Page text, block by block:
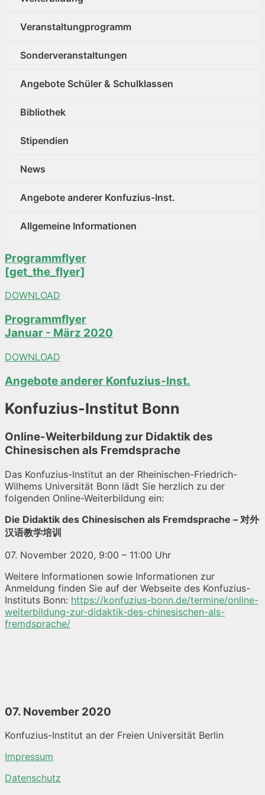
Veranstaltungprogramm
Sonderveranstaltungen
Angebote Schüler & Schulklassen
Bibliothek
Stipendien
News
Angebote anderer Konfuzius-Inst.
Allgemeine Informationen
Programmflyer
[get_the_flyer]
DOWNLOAD
Programmflyer
Januar - März 2020
DOWNLOAD
Angebote anderer Konfuzius-Inst.
Konfuzius-Institut Bonn
Online-Weiterbildung zur Didaktik des
Chinesischen als Fremdsprache
Das Konfuzius-Institut an der Rheinischen-Friedrich-
Wilhems Universität Bonn lädt Sie herzlich zu der
folgenden Online-Weiterbildung ein:
Die Didaktik des Chinesischen als Fremdsprache – 对外
汉语教学培训
07. November 2020, 9:00 – 11:00 Uhr
Weitere Informationen sowie Informationen zur
Anmeldung finden Sie auf der Webseite des Konfuzius-
Instituts Bonn: https://konfuzius-bonn.de/termine/online-
weiterbildung-zur-didaktik-des-chinesischen-als-
fremdsprache/
07. November 2020
Konfuzius-Institut an der Freien Universität Berlin
Impressum
Datenschutz